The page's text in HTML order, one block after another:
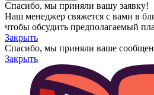
Спасибо, мы приняли вашу заявку!
Наш менеджер свяжется с вами в
чтобы обсудить предполагаемый
Закрыть
Спасибо, мы приняли ваше
Закрыть